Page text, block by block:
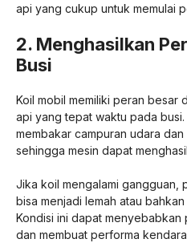
api yang cukup untuk memulai
2. Menghasilkan
Busi
Koil mobil memiliki peran besar
api yang tepat waktu pada
membakar campuran udara
sehingga mesin dapat
Jika koil mengalami gangguan,
bisa menjadi lemah atau
Kondisi ini dapat menyebabkan
dan membuat performa